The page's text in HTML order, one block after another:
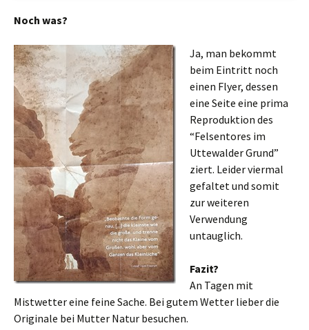
Noch was?
Ja, man bekommt
beim Eintritt noch
einen Flyer, dessen
eine Seite eine prima
Reproduktion des
“Felsentores im
Uttewalder Grund”
ziert. Leider viermal
gefaltet und somit
zur weiteren
Verwendung
untauglich.
Fazit?
An Tagen mit
Mistwetter eine feine Sache. Bei gutem Wetter lieber die
Originale bei Mutter Natur besuchen.